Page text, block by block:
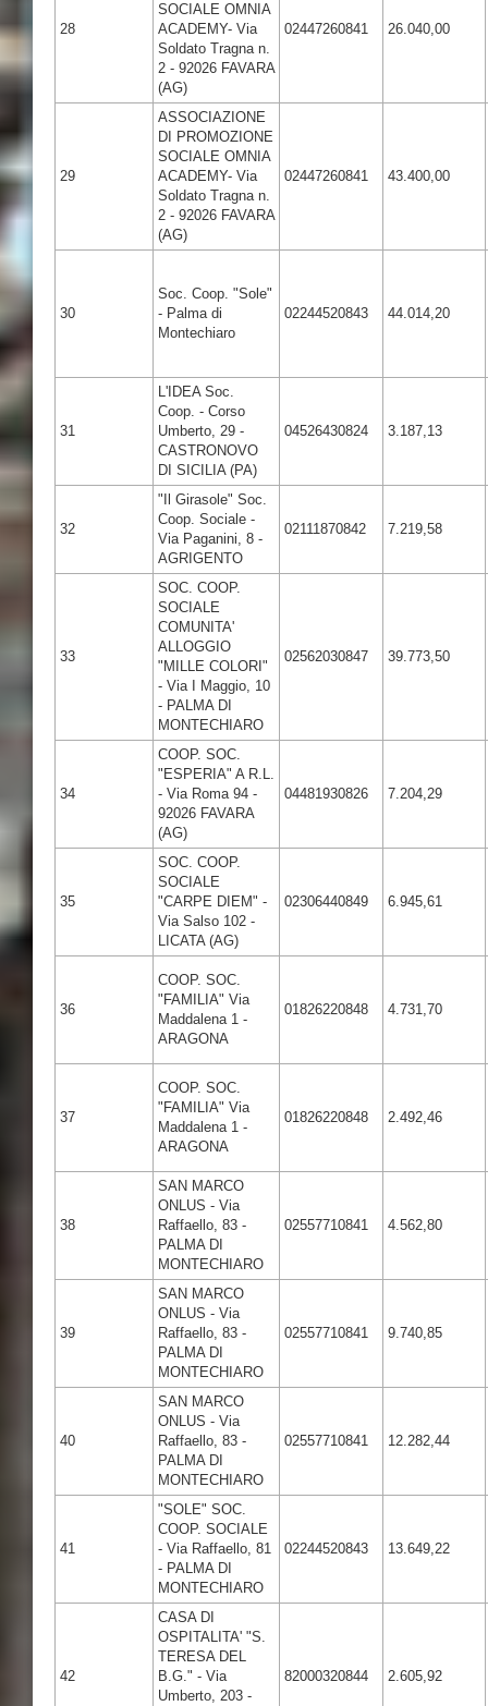
28
SOCIALE OMNIA
ACADEMY- Via
Soldato Tragna n.
2 - 92026 FAVARA
(AG)
02447260841 26.040,00
29
ASSOCIAZIONE
DI PROMOZIONE
SOCIALE OMNIA
ACADEMY- Via
Soldato Tragna n.
2 - 92026 FAVARA
(AG)
02447260841 43.400,00
30
Soc. Coop. "Sole"
- Palma di
Montechiaro
02244520843 44.014,20
31
L'IDEA Soc.
Coop. - Corso
Umberto, 29 -
CASTRONOVO
DI SICILIA (PA)
04526430824 3.187,13
32
"Il Girasole" Soc.
Coop. Sociale -
Via Paganini, 8 -
AGRIGENTO
02111870842 7.219,58
33
SOC. COOP.
SOCIALE
COMUNITA'
ALLOGGIO
"MILLE COLORI"
- Via I Maggio, 10
- PALMA DI
MONTECHIARO
02562030847 39.773,50
34
COOP. SOC.
"ESPERIA" A R.L.
- Via Roma 94 -
92026 FAVARA
(AG)
04481930826 7.204,29
35
SOC. COOP.
SOCIALE
"CARPE DIEM" -
Via Salso 102 -
LICATA (AG)
02306440849 6.945,61
36
COOP. SOC.
"FAMILIA" Via
Maddalena 1 -
ARAGONA
01826220848 4.731,70
37
COOP. SOC.
"FAMILIA" Via
Maddalena 1 -
ARAGONA
01826220848 2.492,46
38
SAN MARCO
ONLUS - Via
Raffaello, 83 -
PALMA DI
MONTECHIARO
02557710841 4.562,80
39
SAN MARCO
ONLUS - Via
Raffaello, 83 -
PALMA DI
MONTECHIARO
02557710841 9.740,85
40
SAN MARCO
ONLUS - Via
Raffaello, 83 -
PALMA DI
MONTECHIARO
02557710841 12.282,44
41
"SOLE" SOC.
COOP. SOCIALE
- Via Raffaello, 81
- PALMA DI
MONTECHIARO
02244520843 13.649,22
42
CASA DI
OSPITALITA' "S.
TERESA DEL
B.G." - Via
Umberto, 203 -
82000320844 2.605,92